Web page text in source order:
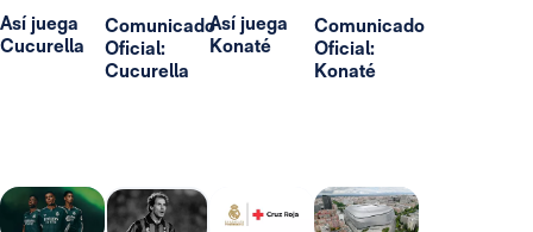
Así juega
Cucurella
Comunicado
Oficial:
Cucurella
Así juega
Konaté
Comunicado
Oficial:
Konaté